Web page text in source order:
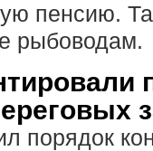
пенсию.
рыбоводам.
порядок